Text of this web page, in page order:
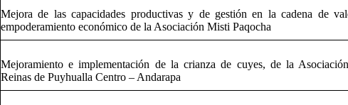
Mejora de las capacidades productivas y de gestión en la cadena de
empoderamiento económico de la Asociación Misti Paqocha
Mejoramiento e implementación de la crianza de cuyes, de la
Reinas de Puyhualla Centro – Andarapa